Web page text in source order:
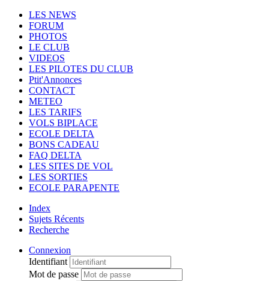
LES NEWS
FORUM
PHOTOS
LE CLUB
VIDEOS
LES PILOTES DU CLUB
Ptit'Annonces
CONTACT
METEO
LES TARIFS
VOLS BIPLACE
ECOLE DELTA
BONS CADEAU
FAQ DELTA
LES SITES DE VOL
LES SORTIES
ECOLE PARAPENTE
Index
Sujets Récents
Recherche
Connexion
Identifiant
Mot de passe